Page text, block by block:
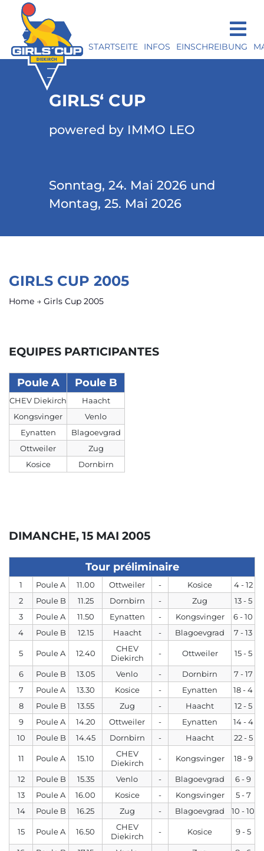
STARTSEITE INFOS EINSCHREIBUNG
GIRLS‘ CUP
powered by IMMO LEO
Sonntag, 24. Mai 2026 und
Montag, 25. Mai 2026
GIRLS CUP 2005
Home → Girls Cup 2005
EQUIPES PARTICIPANTES
Poule A Poule B
CHEV Diekirch
Haacht
Kongsvinger
Venlo
Eynatten
Blagoevgrad
Ottweiler
Zug
Kosice
Dornbirn
DIMANCHE, 15 MAI 2005
Tour préliminaire
1 Poule A 11.00 Ottweiler - Kosice
4 - 12
2
Poule B 11.25 Dornbirn - Zug
13 - 5
3
Poule A 11.50 Eynatten - Kongsvinger
6 - 10
4
Poule B 12.15 Haacht - Blagoevgrad 7 - 13
5 Poule A 12.40
CHEV
Diekirch
- Ottweiler 15 - 5
6 Poule B 13.05 Venlo - Dornbirn
7 - 17
7
Poule A 13.30 Kosice - Eynatten
18 - 4
8
Poule B 13.55 Zug - Haacht
12 - 5
9
Poule A 14.20 Ottweiler - Eynatten
14 - 4
10
Poule B 14.45 Dornbirn - Haacht 22 - 5
11 Poule A 15.10
CHEV
Diekirch
- Kongsvinger 18 - 9
12 Poule B 15.35 Venlo - Blagoevgrad
6 - 9
13
Poule A 16.00 Kosice - Kongsvinger
5 - 7
14
Poule B 16.25 Zug - Blagoevgrad 10 - 10
15 Poule A 16.50
CHEV
Diekirch
- Kosice 9 - 5